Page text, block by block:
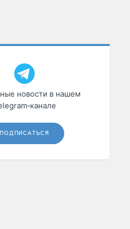
новости в нашем
ПОДПИСАТЬСЯ